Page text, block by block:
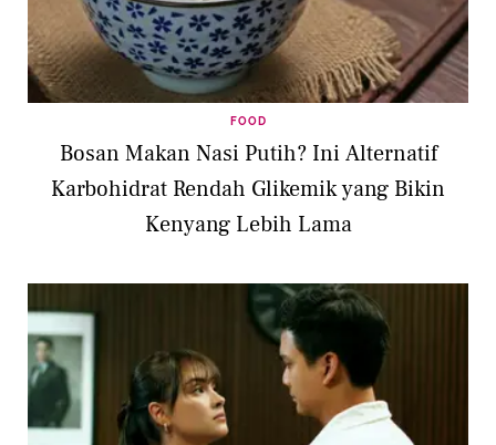
FOOD
Bosan Makan Nasi Putih? Ini Alternatif
Karbohidrat Rendah Glikemik yang Bikin
Kenyang Lebih Lama